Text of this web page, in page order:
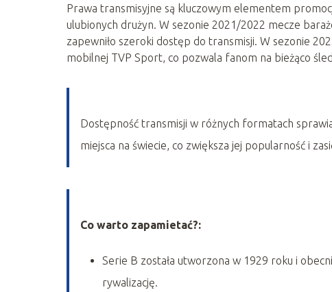
Prawa transmisyjne są kluczowym elementem
ulubionych drużyn. W sezonie 2021/2022 mecze
zapewniło szeroki dostęp do transmisji. W sezonie
mobilnej TVP Sport, co pozwala fanom na bieżąco
Dostępność transmisji w różnych formatach
miejsca na świecie, co zwiększa jej popularność i
Co warto zapamietać?:
Serie B została utworzona w 1929 roku i
rywalizację.